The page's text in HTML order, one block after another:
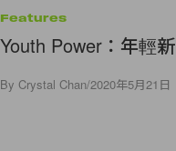
Features
Youth Power：年輕
By Crystal Chan/2020年5月21日